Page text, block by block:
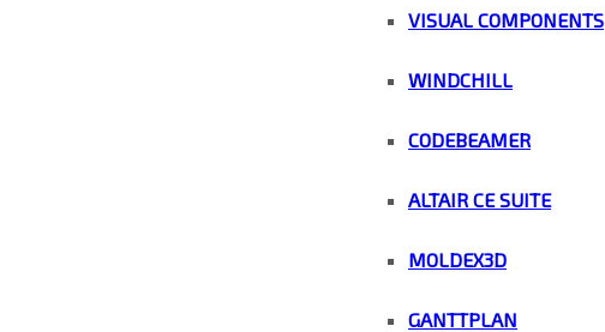
VISUAL COMPONENTS
WINDCHILL
CODEBEAMER
ALTAIR CE SUITE
MOLDEX3D
GANTTPLAN